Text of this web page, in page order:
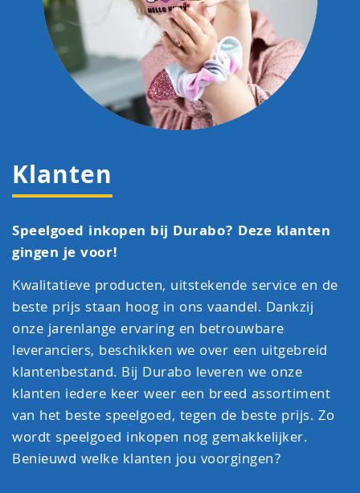
Klanten
Speelgoed inkopen bij Durabo? Deze klanten
gingen je voor!
Kwalitatieve producten, uitstekende service en de
beste prijs staan hoog in ons vaandel. Dankzij
onze jarenlange ervaring en betrouwbare
leveranciers, beschikken we over een uitgebreid
klantenbestand. Bij Durabo leveren we onze
klanten iedere keer weer een breed assortiment
van het beste speelgoed, tegen de beste prijs. Zo
wordt speelgoed inkopen nog gemakkelijker.
Benieuwd welke klanten jou voorgingen?